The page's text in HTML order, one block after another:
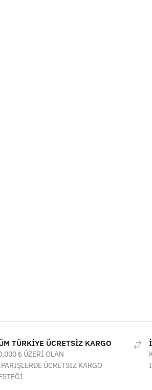
TÜRKİYE ÜCRETSİZ KARGO
₺ ÜZERİ OLAN
ÜCRETSİZ KARGO